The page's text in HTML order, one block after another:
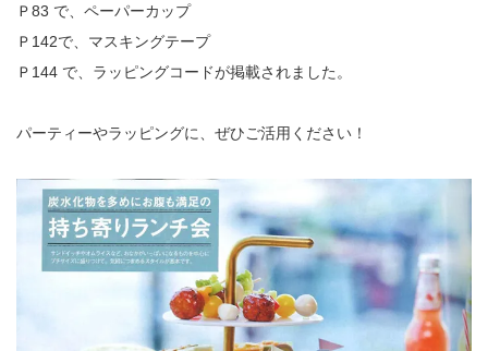
Ｐ83 で、ペーパーカップ
Ｐ142で、マスキングテープ
Ｐ144 で、ラッピングコードが掲載されました。
パーティーやラッピングに、ぜひご活用ください！